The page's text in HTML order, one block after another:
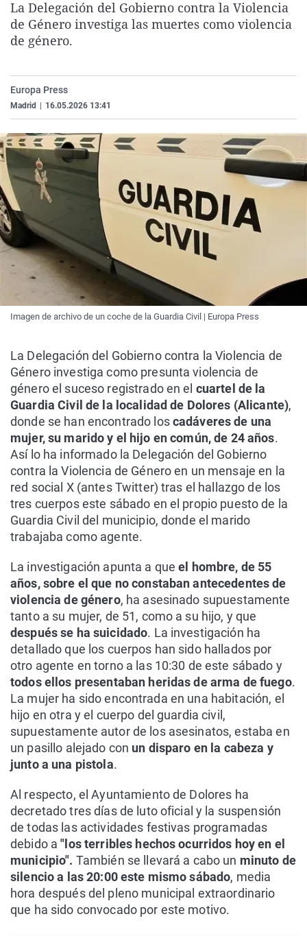
La rosa de los vientos
Caso
Extremadura
Virales
La Delegación del Gobierno contra la Violencia
de Género investiga las muertes como violencia
de género.
Europa Press
Madrid 16.05.2026 13:41
Imagen de archivo de un coche de la Guardia Civil | Europa Press
La Delegación del Gobierno contra la Violencia de
Género investiga como presunta violencia de
género el suceso registrado en el cuartel de la
Guardia Civil de la localidad de Dolores (Alicante),
donde se han encontrado loscadáveres de una
mujer, su marido y el hijo en común, de 24 años.
Así lo ha informado la Delegación del Gobierno
contra la Violencia de Género en un mensaje en la
red social X (antes Twitter) tras el hallazgo de los
tres cuerpos este sábado en el propio puesto de la
Guardia Civil del municipio, donde el marido
trabajaba como agente.
La investigación apunta a queel hombre, de 55
años, sobre el que no constaban antecedentes de
violencia de género, ha asesinado supuestamente
tanto a su mujer, de 51, como a su hijo, y que
después se ha suicidado. La investigación ha
detallado que los cuerpos han sido hallados por
otro agente en torno a las 10:30 de este sábado y
todos ellos presentaban heridas de arma de fuego.
La mujer ha sido encontrada en una habitación, el
hijo en otra y el cuerpo del guardia civil,
supuestamente autor de los asesinatos, estaba en
un pasillo alejado con un disparo en la cabeza y
junto a una pistola.
Al respecto, el Ayuntamiento de Dolores ha
decretado tres días de luto oficial y la suspensión
de todas las actividades festivas programadas
debido a"los terribles hechos ocurridos hoy en el
municipio". También se llevará a cabo un minuto de
silencio a las 20:00 este mismo sábado, media
hora después del pleno municipal extraordinario
que ha sido convocado por este motivo.